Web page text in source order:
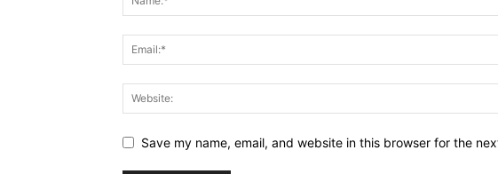
Save my name, email, and website in this browser for the